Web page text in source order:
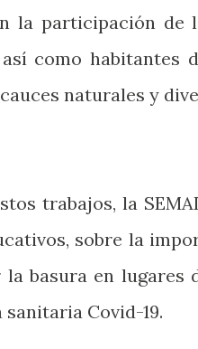
la participación de
como habitantes
naturales y
trabajos, la
sobre la
basura en lugares
sanitaria Covid-19.